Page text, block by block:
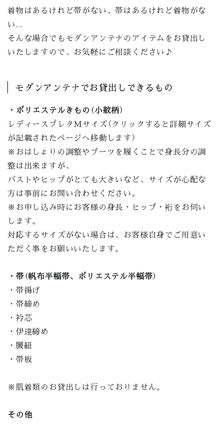
着物はあるけれど帯がない、帯はあるけれど着物がな
い...
そんな場合でもモダンアンテナのアイテムをお貸出し
いたしますので、お気軽にご相談ください♪
モダンアンテナでお貸出しできるもの
・ポリエステルきもの（小紋柄）
レディースプレタMサイズ（クリックすると詳細サイズ
が記載されたページへ移動します）
※おはしょりの調整やブーツを履くことで身長分の調
整は出来ますが、
バストやヒップがとても大きいなど、サイズが心配な
方は事前にお問い合わせください。
※お申し込み時にお客様の身長・ヒップ・裄をお伺い
します。
対応するサイズがない場合は、お客様自身でご用意い
ただく事をお願いいたします。
・帯（帆布半幅帯、ポリエステル半幅帯）
・帯揚げ
・帯締め
・衿芯
・伊達締め
・腰紐
・帯板
※肌着類のお貸出しは行っておりません。
その他